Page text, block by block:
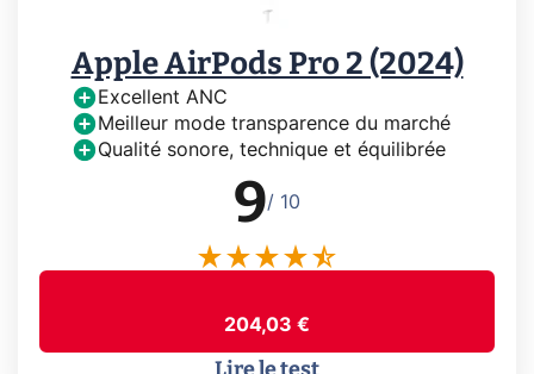
Apple AirPods Pro 2 (2024)
Excellent ANC
Meilleur mode transparence du marché
Qualité sonore, technique et équilibrée
9/ 10
204,03 €